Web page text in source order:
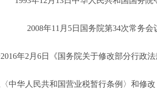
2008年11月5日国务院第34次常务会
2016年2月6日《国务院关于修改部分行政
中华人民共和国营业税暂行条例〉和修